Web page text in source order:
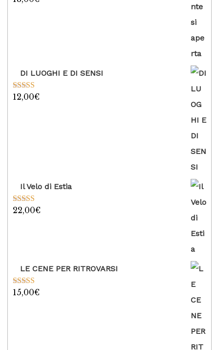
DI LUOGHI E DI SENSI
Valutato
12,00€
Il Velo di Estia
Valutato
22,00€
LE CENE PER RITROVARSI
Valutato
15,00€